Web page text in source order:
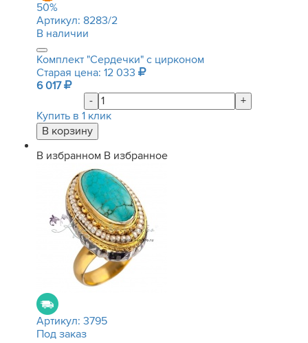
50%
Артикул: 8283/2
В наличии
Комплект "Сердечки" с цирконом
Старая цена: 12 033
6 017
-
+
Купить в 1 клик
В избранном В избранное
Артикул: 3795
Под заказ